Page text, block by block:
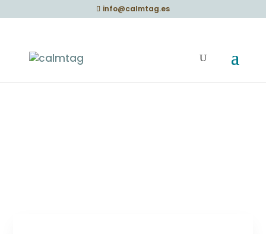
info@calmtag.es